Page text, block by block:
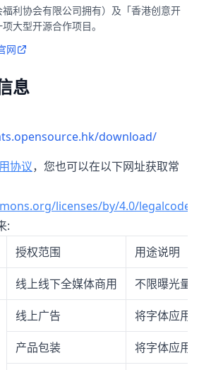
利协会有限公司拥有）及「香港创意开
大型开源合作项目。
网
息
download/
协议，您也可以在以下网址获取常
licenses/by/4.0/legalcode
:
授权范围 用途说明
线上线下全媒体商用 不限曝光量
线上广告 将字体应用
产品包装 将字体应用